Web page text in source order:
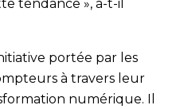
tendance », a-t-il
portée par les
à travers leur
numérique. Il